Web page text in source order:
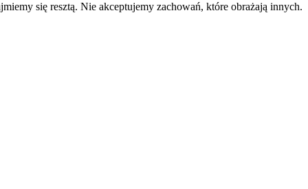
się resztą. Nie akceptujemy zachowań, które obrażają innych.